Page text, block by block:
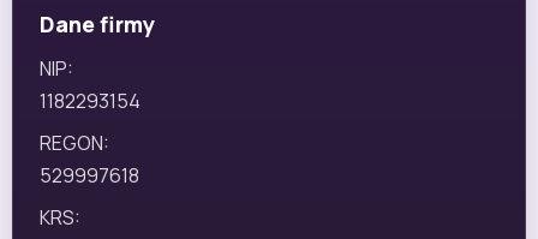
Dane firmy
NIP:
1182293154
REGON:
529997618
KRS: